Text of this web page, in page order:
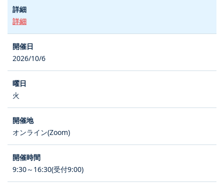
詳細
2026/10/6
火
オンライン(Zoom)
9:30～16:30(受付9:00)